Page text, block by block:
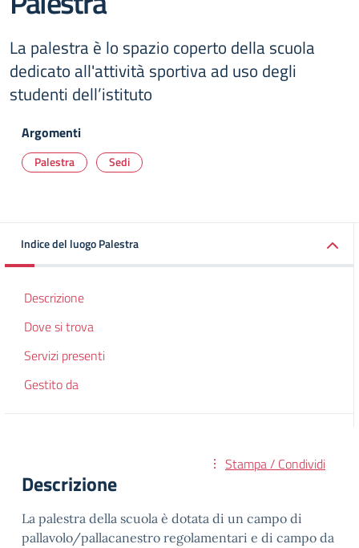
La palestra è lo spazio coperto della scuola
dedicato all'attività sportiva ad uso degli
studenti dell’istituto
Argomenti
Palestra Sedi
Indice del luogo Palestra
Descrizione
Dove si trova
Servizi presenti
Gestito da
Stampa / Condividi
Descrizione
La palestra della scuola è dotata di un campo di
pallavolo/pallacanestro regolamentari e di campo da